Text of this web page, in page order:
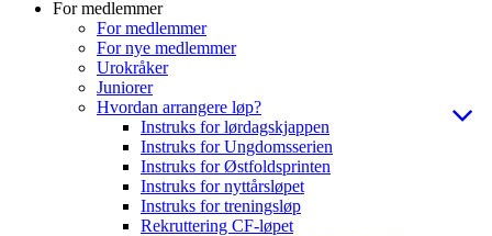
For medlemmer
For medlemmer
For nye medlemmer
Urokråker
Juniorer
Hvordan arrangere løp?
Instruks for lørdagskjappen
Instruks for Ungdomsserien
Instruks for Østfoldsprinten
Instruks for nyttårsløpet
Instruks for treningsløp
Rekruttering CF-løpet